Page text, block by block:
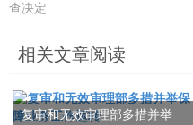
查决定
相关文章阅读
复审和无效审理部多措并举